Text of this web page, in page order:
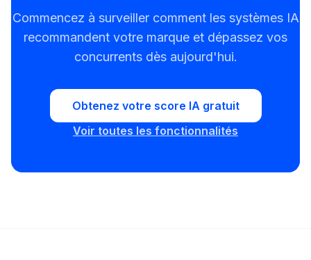
Commencez à surveiller comment les systèmes IA
recommandent votre marque et dépassez vos
concurrents dès aujourd'hui.
Obtenez votre score IA gratuit
Voir toutes les fonctionnalités